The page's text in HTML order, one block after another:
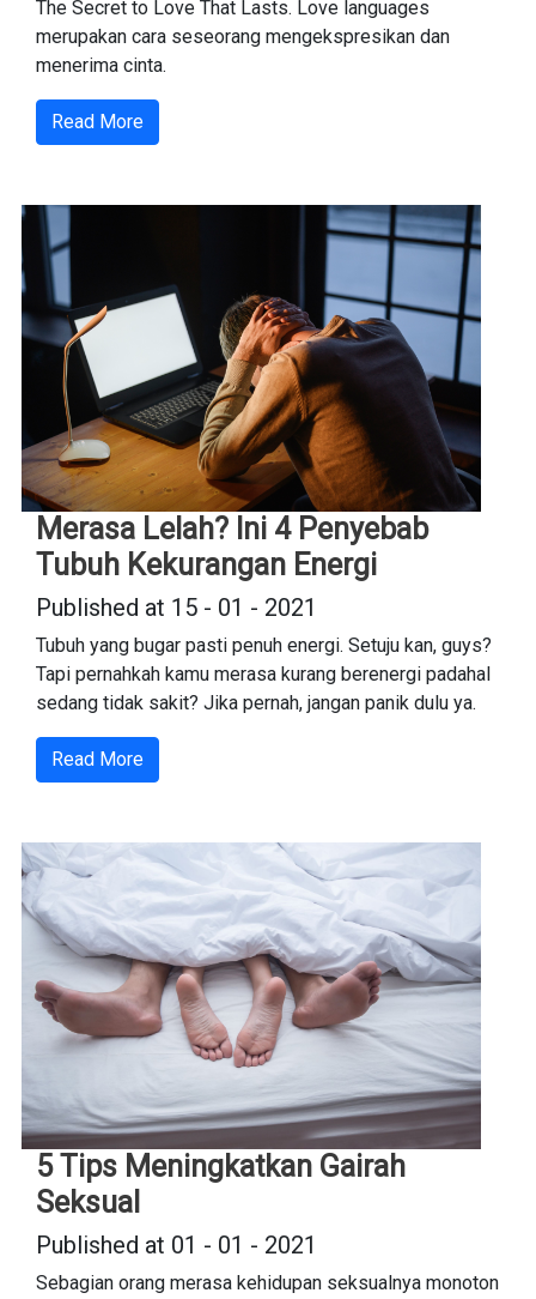
The Secret to Love That Lasts. Love languages
merupakan cara seseorang mengekspresikan dan
menerima cinta.
Read More
Merasa Lelah? Ini 4 Penyebab
Tubuh Kekurangan Energi
Published at 15 - 01 - 2021
Tubuh yang bugar pasti penuh energi. Setuju kan, guys?
Tapi pernahkah kamu merasa kurang berenergi padahal
sedang tidak sakit? Jika pernah, jangan panik dulu ya.
Read More
5 Tips Meningkatkan Gairah
Seksual
Published at 01 - 01 - 2021
Sebagian orang merasa kehidupan seksualnya monoton